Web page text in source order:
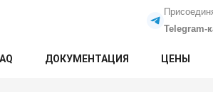
Telegram-
ДОКУМЕНТАЦИЯ ЦЕНЫ